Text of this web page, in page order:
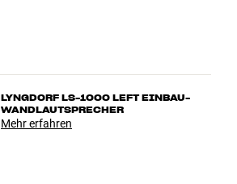
LYNGDORF LS-1000 LEFT EINBAU-
WANDLAUTSPRECHER
Mehr erfahren